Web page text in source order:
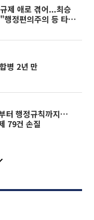
제 애로 겪어...최승
행정편의주의 등 타파
병 2년 만
터 행정규칙까지…
79건 손질